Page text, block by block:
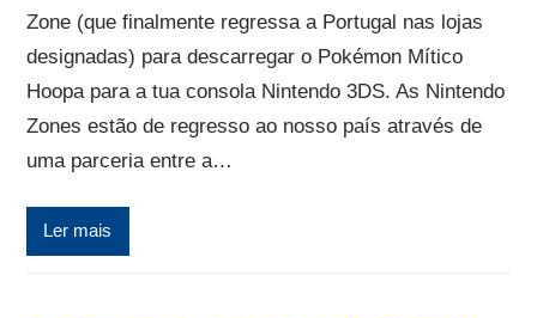
Zone (que finalmente regressa a Portugal nas lojas
designadas) para descarregar o Pokémon Mítico
Hoopa para a tua consola Nintendo 3DS. As Nintendo
Zones estão de regresso ao nosso país através de
uma parceria entre a…
Ler mais